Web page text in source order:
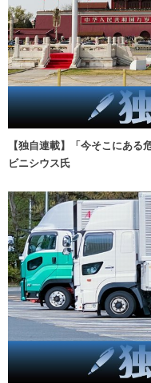
【独自連載】「今そこにあ
ビニシウス氏